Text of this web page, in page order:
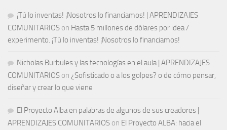
¡Tú lo inventas! ¡Nosotros lo financiamos! | APRENDIZAJES
COMUNITARIOS on Hasta 5 millones de dólares por idea /
experimento. ¡Tú lo inventas! ¡Nosotros lo financiamos!
Nicholas Burbules y las tecnologías en el aula | APRENDIZAJES
COMUNITARIOS on ¿Sofisticado o a los golpes? o de cómo pensar,
diseñar y crear lo que viene
El Proyecto Alba en palabras de algunos de sus creadores |
APRENDIZAJES COMUNITARIOS on El Proyecto ALBA: hacia el